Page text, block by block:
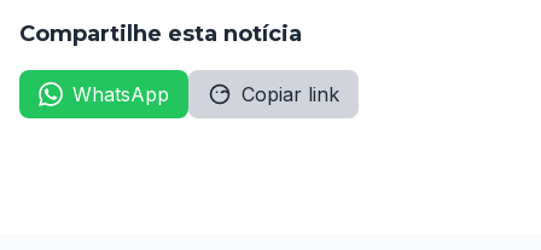
Compartilhe esta notícia
WhatsApp Copiar link